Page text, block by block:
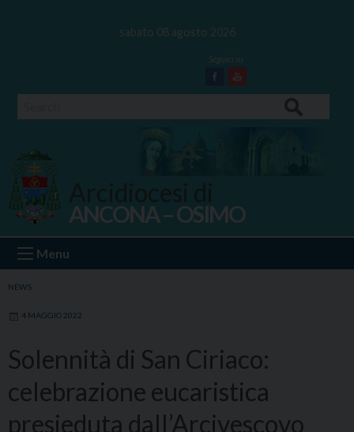
sabato 08 agosto 2026
Facebook
Youtube
Ancona Osimo
ANCONA – OSIMO
Menu
NEWS
4 MAGGIO 2022
Solennità di San Ciriaco:
celebrazione eucaristica
presieduta dall’Arcivescovo